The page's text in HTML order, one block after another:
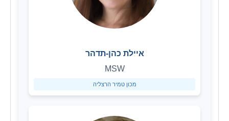
איילת כהן-תדהר
MSW
מכון טמיר הרצליה